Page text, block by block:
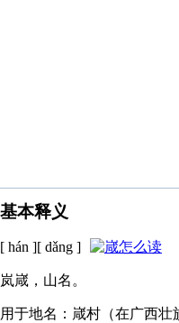
基本释义
[ hán ][ dǎng ]
岚嵅，山名。
用于地名：嵅村（在广西壮